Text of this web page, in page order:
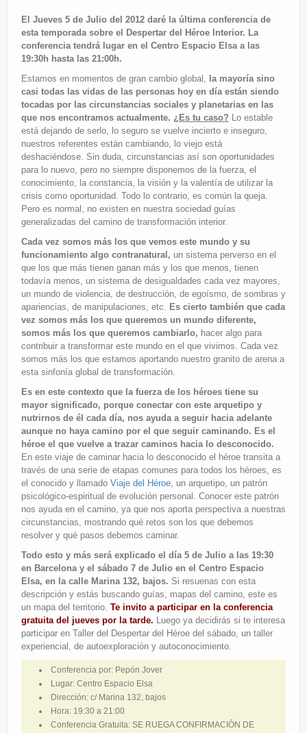
El Jueves 5 de Julio del 2012 daré la última conferencia de
esta temporada sobre el Despertar del Héroe Interior. La
conferencia tendrá lugar en el Centro Espacio Elsa a las
19:30h hasta las 21:00h.
Estamos en momentos de gran cambio global, la mayoría sino
casi todas las vidas de las personas hoy en día están siendo
tocadas por las circunstancias sociales y planetarias en las
que nos encontramos actualmente. ¿Es tu caso? Lo estable
está dejando de serlo, lo seguro se vuelve incierto e inseguro,
nuestros referentes están cambiando, lo viejo está
deshaciéndose. Sin duda, circunstancias así son oportunidades
para lo nuevo, pero no siempre disponemos de la fuerza, el
conocimiento, la constancia, la visión y la valentía de utilizar la
crisis como oportunidad. Todo lo contrario, es común la queja.
Pero es normal, no existen en nuestra sociedad guías
generalizadas del camino de transformación interior.
Cada vez somos más los que vemos este mundo y su
funcionamiento algo contranatural, un sistema perverso en el
que los que más tienen ganan más y los que menos, tienen
todavía menos, un sistema de desigualdades cada vez mayores,
un mundo de violencia, de destrucción, de egoísmo, de sombras y
apariencias, de manipulaciones, etc. Es cierto también que cada
vez somos más los que queremos un mundo diferente,
somos más los que queremos cambiarlo, hacer algo para
contribuir a transformar este mundo en el que vivimos. Cada vez
somos más los que estamos aportando nuestro granito de arena a
esta sinfonía global de transformación.
Es en este contexto que la fuerza de los héroes tiene su
mayor significado, porque conectar con este arquetipo y
nutrirnos de él cada día, nos ayuda a seguir hacia adelante
aunque no haya camino por el que seguir caminando. Es el
héroe el que vuelve a trazar caminos hacia lo desconocido.
En este viaje de caminar hacia lo desconocido el héroe transita a
través de una serie de etapas comunes para todos los héroes, es
el conocido y llamado Viaje del Héroe, un arquetipo, un patrón
psicológico-espiritual de evolución personal. Conocer este patrón
nos ayuda en el camino, ya que nos aporta perspectiva a nuestras
circunstancias, mostrando qué retos son los que debemos
resolver y qué pasos debemos caminar.
Todo esto y más será explicado el día 5 de Julio a las 19:30
en Barcelona y el sábado 7 de Julio en el Centro Espacio
Elsa, en la calle Marina 132, bajos. Si resuenas con esta
descripción y estás buscando guías, mapas del camino, este es
un mapa del territorio. Te invito a participar en la conferencia
gratuita del jueves por la tarde. Luego ya decidirás si te interesa
participar en Taller del Despertar del Héroe del sábado, un taller
experiencial, de autoexploración y autoconocimiento.
Conferencia por: Pepón Jover
Lugar: Centro Espacio Elsa
Dirección: c/ Marina 132, bajos
Hora: 19:30 a 21:00
Conferencia Gratuita: SE RUEGA CONFIRMACIÓN DE